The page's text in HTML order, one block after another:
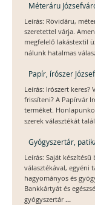
Méteráru
Leírás: Rövidáru,
szeretettel várja.
megfelelő lakástextil
nálunk hatalmas
Papír, írószer
Leírás: Irószert keres?
frissíteni? A Papírvár
terméket.
szerek választékát
Gyógyszertár,
Leírás: Saját készítésű
választékával, egyéni
hagyományos és
Bankkártyát és
gyógyszertár...